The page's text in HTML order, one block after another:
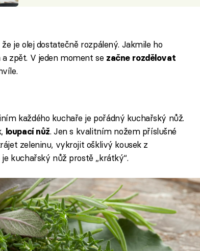
je olej dostatečně rozpálený. Jakmile ho
zpět. V jeden moment se začne rozdělovat
každého kuchaře je pořádný kuchařský nůž.
loupací nůž. Jen s kvalitním nožem příslušné
zeleninu, vykrojit ošklivý kousek z
kuchařský nůž prostě „krátký“.